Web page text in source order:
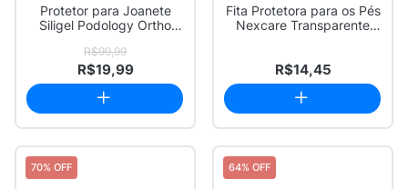
Protetor para Joanete
Siligel Podology Ortho
R$99,99
R$19,99
Fita Protetora para os Pés
Nexcare Transparente
R$14,45
70% OFF 64% OFF